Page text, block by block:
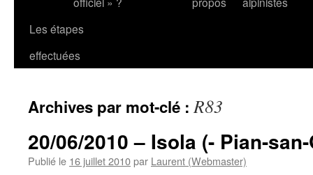
Les étapes
effectuées
Archives par mot-clé :R83
20/06/2010 – Isola (- Pian-
Publié le 16 juillet 2010par Laurent (Webmaster)